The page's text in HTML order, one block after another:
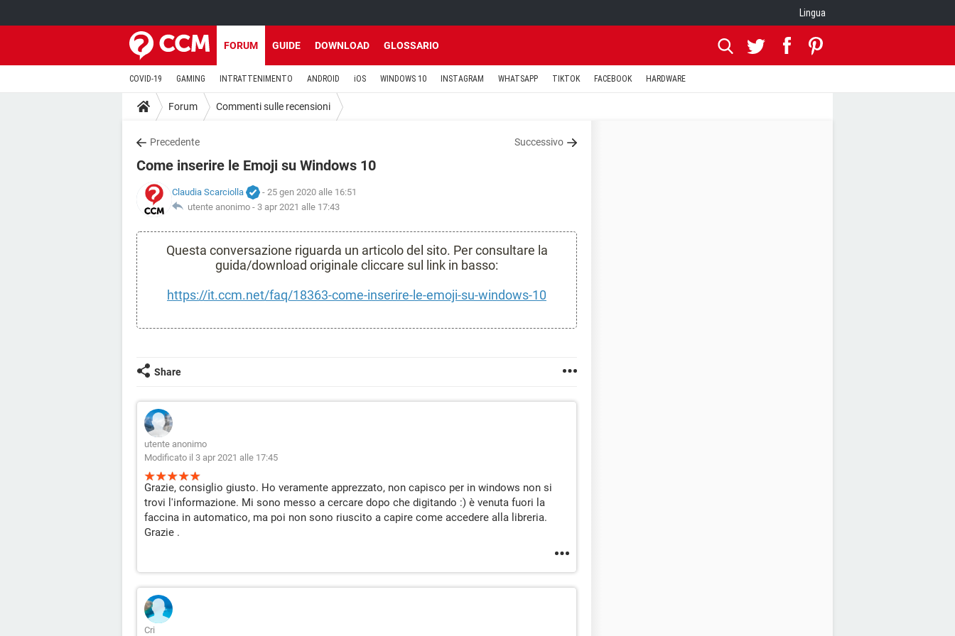
Lingua
FORUM GUIDE DOWNLOAD GLOSSARIO
COVID-19 GAMING INTRATTENIMENTO ANDROID iOS WINDOWS 10 INSTAGRAM WHATSAPP TIKTOK FACEBOOK HARDWARE
Forum Commenti sulle recensioni
Precedente Successivo
Come inserire le Emoji su Windows 10
Claudia Scarciolla
- 25 gen 2020 alle 16:51
utente anonimo - 3 apr 2021 alle 17:43
Questa conversazione riguarda un articolo del sito. Per consultare la
guida/download originale cliccare sul link in basso:
https://it.ccm.net/faq/18363-come-inserire-le-emoji-su-windows-10
Share
utente anonimo
Modificato il 3 apr 2021 alle 17:45
Grazie, consiglio giusto. Ho veramente apprezzato, non capisco per in windows non si
trovi l'informazione. Mi sono messo a cercare dopo che digitando :) è venuta fuori la
faccina in automatico, ma poi non sono riuscito a capire come accedere alla libreria.
Grazie .
Cri